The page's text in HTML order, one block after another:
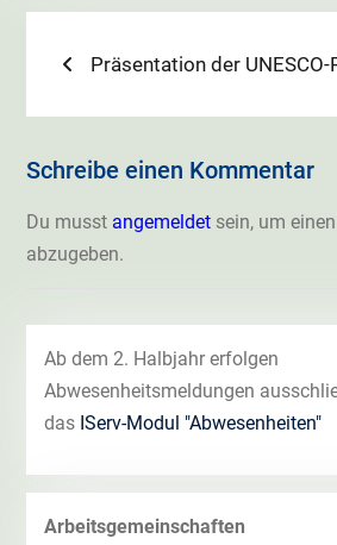
Beitragsnavigation
Previous
Präsentation der
Schreibe einen Kommentar
Du musst angemeldetsein, um
abzugeben.
Ab dem 2. Halbjahr erfolgen
Abwesenheitsmeldungen
das IServ-Modul "Abwesenheiten"
Arbeitsgemeinschaften